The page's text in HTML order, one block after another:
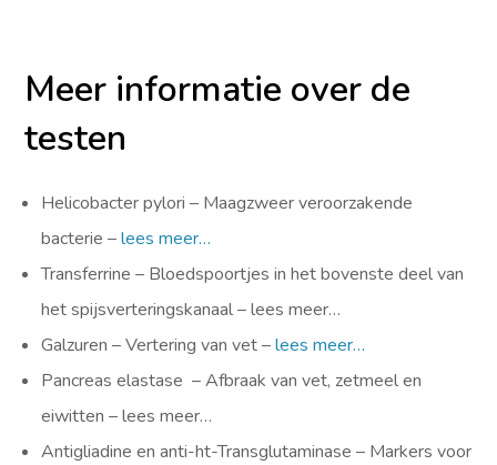
Meer informatie over de
testen
Helicobacter pylori – Maagzweer veroorzakende
bacterie –lees meer…
Transferrine – Bloedspoortjes in het bovenste deel van
het spijsverteringskanaal – lees meer…
Galzuren – Vertering van vet –lees meer…
Pancreas elastase – Afbraak van vet, zetmeel en
eiwitten – lees meer…
Antigliadine en anti-ht-Transglutaminase – Markers voor